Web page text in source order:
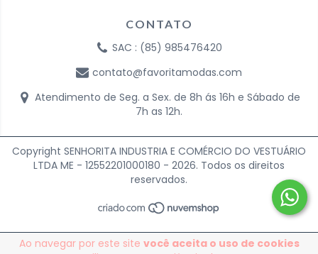
Ao navegar por este site você aceita o uso de cookies
CONTATO
SAC : (85) 985476420
contato@favoritamodas.com
Atendimento de Seg. a Sex. de 8h ás 16h e Sábado de
7h as 12h.
Copyright SENHORITA INDUSTRIA E COMÉRCIO DO VESTUÁRIO
LTDA ME - 12552201000180 - 2026. Todos os direitos
reservados.